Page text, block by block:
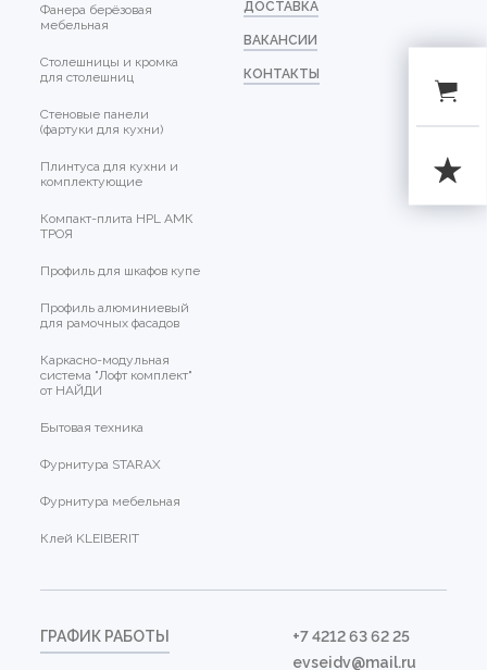
Фанера берёзовая
мебельная
Столешницы и кромка
для столешниц
Стеновые панели
(фартуки для кухни)
Плинтуса для кухни и
комплектующие
Компакт-плита HPL АМК
ТРОЯ
Профиль для шкафов купе
Профиль алюминиевый
для рамочных фасадов
Каркасно-модульная
система "Лофт комплект"
от НАЙДИ
Бытовая техника
Фурнитура STARAX
Фурнитура мебельная
Клей KLEIBERIT
ДОСТАВКА
ВАКАНСИИ
КОНТАКТЫ
ГРАФИК РАБОТЫ
+7 4212 63 62 25
evseidv@mail.ru